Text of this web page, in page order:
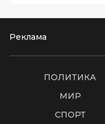
Реклама
ПОЛИТИКА
МИР
СПОРТ